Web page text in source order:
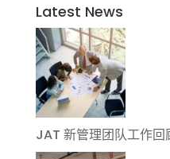
Latest News
JAT 新管理团队工作回